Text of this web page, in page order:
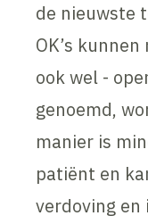
de nieuwste
OK’s
ook wel -
genoemd,
manier is
patiënt en
verdoving en